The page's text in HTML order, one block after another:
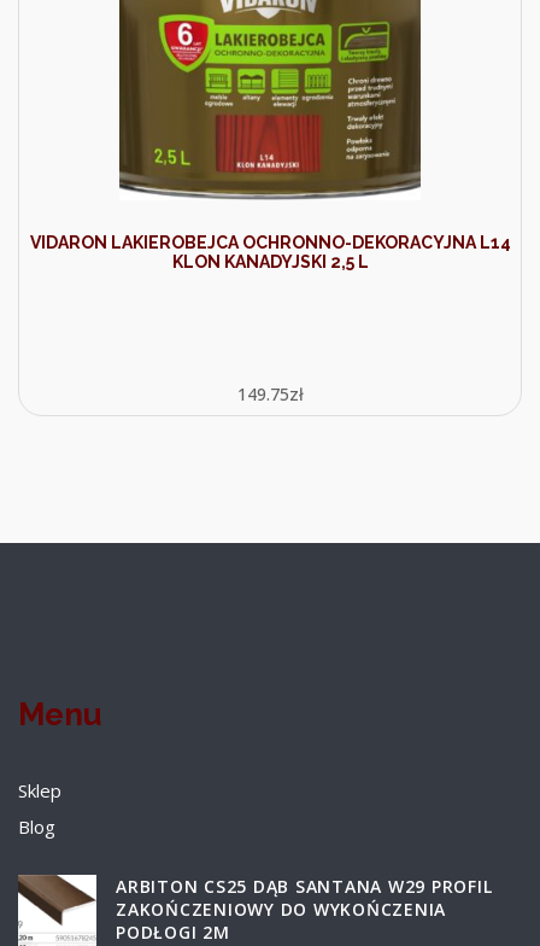
VIDARON LAKIEROBEJCA OCHRONNO-DEKORACYJNA L14
KLON KANADYJSKI 2,5 L
149.75zł
Menu
Sklep
Blog
ARBITON CS25 DĄB SANTANA W29 PROFIL
ZAKOŃCZENIOWY DO WYKOŃCZENIA
PODŁOGI 2M